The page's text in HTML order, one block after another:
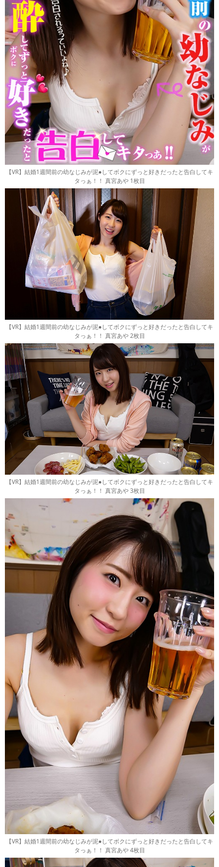
【VR】結婚1週間前の幼なじみが泥●してボクにずっと好きだったと告白してキ
タっぁ！！ 真宮あや 1枚目
【VR】結婚1週間前の幼なじみが泥●してボクにずっと好きだったと告白してキ
タっぁ！！ 真宮あや 2枚目
【VR】結婚1週間前の幼なじみが泥●してボクにずっと好きだったと告白してキ
タっぁ！！ 真宮あや 3枚目
【VR】結婚1週間前の幼なじみが泥●してボクにずっと好きだったと告白してキ
タっぁ！！ 真宮あや 4枚目